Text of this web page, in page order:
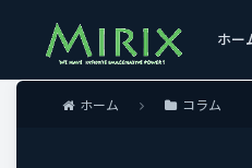
ホー
ホーム コラム